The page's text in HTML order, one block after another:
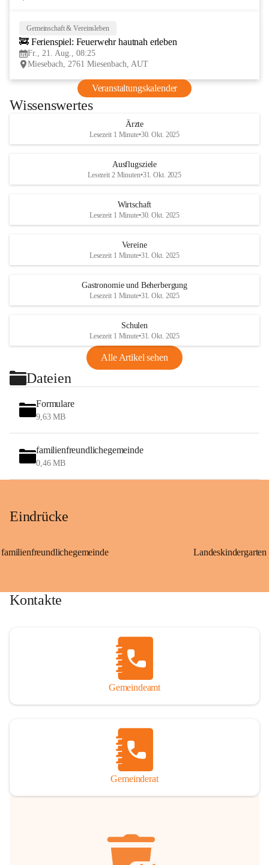
Gemeinschaft & Vereinsleben
🚒 Ferienspiel: Feuerwehr hautnah erleben
Fr., 21. Aug., 08:25
Miesebach, 2761 Miesenbach, AUT
Veranstaltungskalender
Wissenswertes
Ärzte
Lesezeit 1 Minute•30. Okt. 2025
Ausflugsziele
Lesezeit 2 Minuten•31. Okt. 2025
Wirtschaft
Lesezeit 1 Minute•30. Okt. 2025
Vereine
Lesezeit 1 Minute•31. Okt. 2025
Gastronomie und Beherbergung
Lesezeit 1 Minute•31. Okt. 2025
Schulen
Lesezeit 1 Minute•31. Okt. 2025
Alle Artikel sehen
Dateien
Formulare
9,63 MB
familienfreundlichegemeinde
0,46 MB
Eindrücke
familienfreundlichegemeinde
Kontakte
Gemeindeamt
Gemeinderat